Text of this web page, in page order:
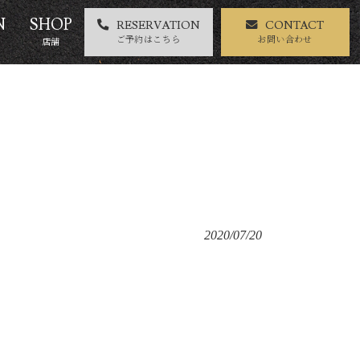
SHOP
店舗
RESERVATION
ご予約はこちら
CONTACT
お問い合わせ
2020/07/20